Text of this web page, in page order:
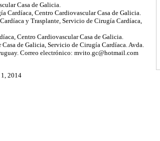
Casa de Galicia.
Cardíaca, Centro Cardiovascular Casa de Galicia.
y Trasplante, Servicio de Cirugía Cardíaca,
Centro Cardiovascular Casa de Galicia.
de Galicia, Servicio de Cirugía Cardíaca. Avda.
Correo electrónico: mvito.gc@hotmail.com
2014